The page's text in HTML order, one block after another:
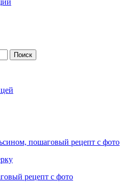
пошаговый рецепт с фото
рецепт с фото